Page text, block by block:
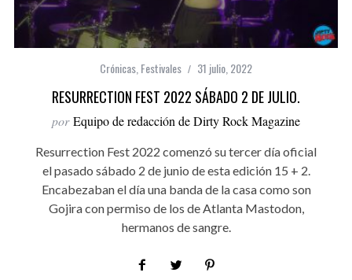
Crónicas Festivales 31 julio, 2022
RESURRECTION FEST 2022 SÁBADO 2 DE JULIO.
por Equipo de redacción de Dirty Rock Magazine
Resurrection Fest 2022 comenzó su tercer día oficial
el pasado sábado 2 de junio de esta edición 15 + 2.
Encabezaban el día una banda de la casa como son
Gojira con permiso de los de Atlanta Mastodon,
hermanos de sangre.